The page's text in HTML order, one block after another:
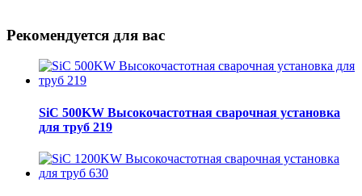
Рекомендуется для вас
SiC 500KW Высокочастотная сварочная установка
для труб 219